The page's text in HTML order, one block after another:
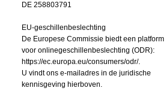
DE 258803791
EU-geschillenbeslechting
De Europese Commissie biedt een platform
voor onlinegeschillenbeslechting (ODR):
https://ec.europa.eu/consumers/odr/.
U vindt ons e-mailadres in de juridische
kennisgeving hierboven.